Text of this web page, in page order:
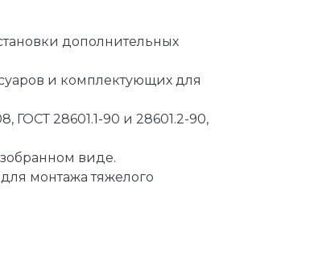
дополнительных
и комплектующих для
ГОСТ 28601.1-90 и 28601.2-90,
виде.
монтажа тяжелого